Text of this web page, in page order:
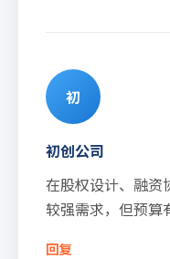
初
初创公司
在股权设计、融资
较强需求，但预算
回复